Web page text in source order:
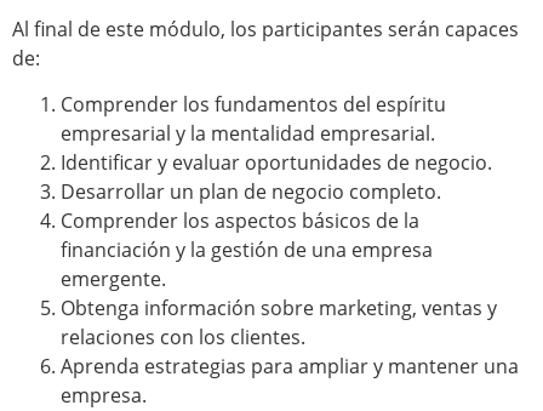
Al final de este módulo, los participantes serán capaces
de:
Comprender los fundamentos del espíritu
empresarial y la mentalidad empresarial.
Identificar y evaluar oportunidades de negocio.
Desarrollar un plan de negocio completo.
Comprender los aspectos básicos de la
financiación y la gestión de una empresa
emergente.
Obtenga información sobre marketing, ventas y
relaciones con los clientes.
Aprenda estrategias para ampliar y mantener una
empresa.